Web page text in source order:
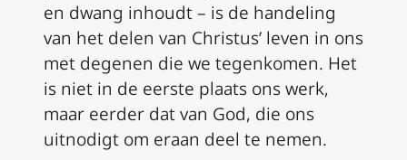
en dwang inhoudt – is de handeling
van het delen van Christus’ leven in ons
met degenen die we tegenkomen. Het
is niet in de eerste plaats ons werk,
maar eerder dat van God, die ons
uitnodigt om eraan deel te nemen.